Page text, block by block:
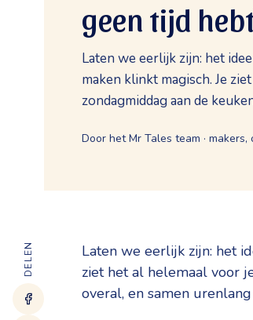
geen tijd
Laten we eerlijk zijn: het
maken klinkt magisch. Je
zondagmiddag aan de
Door het Mr Tales team · makers,
DELEN
Laten we eerlijk zijn: het
ziet het al helemaal voor
overal, en samen